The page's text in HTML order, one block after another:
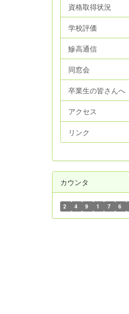
資格取得状況
学校評価
鰺高通信
同窓会
卒業生の皆さんへ
アクセス
リンク
カウンタ
2 4 9 1 7 6